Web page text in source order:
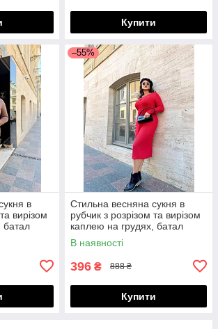
Купити
в
вирізом
батал
–55%
Стильна весняна сукня в
рубчик з розрізом та вирізом
каплею на грудях, батал
великі розміри
В наявності
396 ₴ 888 ₴
Купити